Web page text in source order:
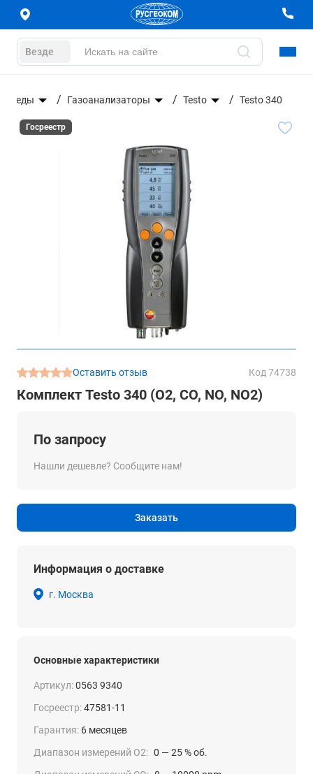
Везде
среды Газоанализаторы Testo Testo 340
Госреестр
Оставить отзыв Код 74738
Комплект Testo 340 (O2, CO, NO, NO2)
По запросу
Нашли дешевле? Сообщите нам!
Заказать
Информация о доставке
г. Москва
Основные характеристики
Артикул:0563 9340
Госреестр:47581-11
Гарантия: 6 месяцев
Диапазон измерений O2: 0 — 25 % об.